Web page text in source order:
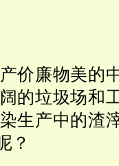
价廉物美的
的垃圾场和
生产中的渣
？